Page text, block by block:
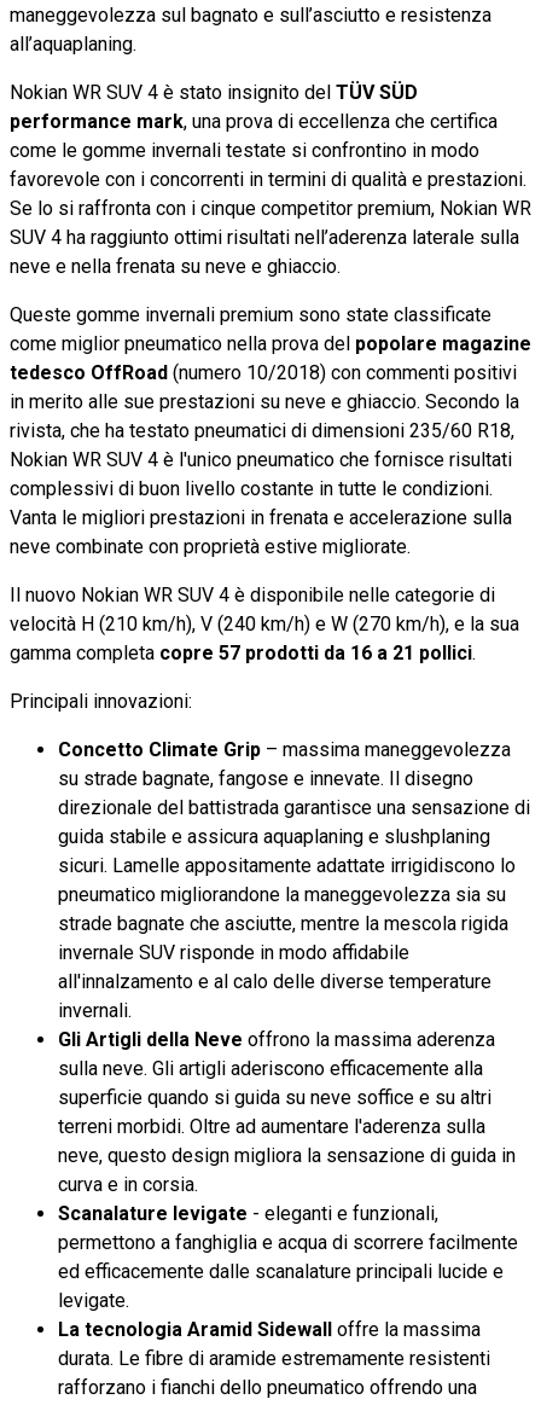
maneggevolezza sul bagnato e sull’asciutto e resistenza
all’aquaplaning.
Nokian WR SUV 4 è stato insignito del TÜV SÜD
performance mark, una prova di eccellenza che certifica
come le gomme invernali testate si confrontino in modo
favorevole con i concorrenti in termini di qualità e prestazioni.
Se lo si raffronta con i cinque competitor premium, Nokian WR
SUV 4 ha raggiunto ottimi risultati nell’aderenza laterale sulla
neve e nella frenata su neve e ghiaccio.
Queste gomme invernali premium sono state classificate
come miglior pneumatico nella prova del popolare magazine
tedesco OffRoad (numero 10/2018) con commenti positivi
in merito alle sue prestazioni su neve e ghiaccio. Secondo la
rivista, che ha testato pneumatici di dimensioni 235/60 R18,
Nokian WR SUV 4 è l'unico pneumatico che fornisce risultati
complessivi di buon livello costante in tutte le condizioni.
Vanta le migliori prestazioni in frenata e accelerazione sulla
neve combinate con proprietà estive migliorate.
Il nuovo Nokian WR SUV 4 è disponibile nelle categorie di
velocità H (210 km/h), V (240 km/h) e W (270 km/h), e la sua
gamma completa copre 57 prodotti da 16 a 21 pollici.
Principali innovazioni:
Concetto Climate Grip – massima maneggevolezza
su strade bagnate, fangose e innevate. Il disegno
direzionale del battistrada garantisce una sensazione di
guida stabile e assicura aquaplaning e slushplaning
sicuri. Lamelle appositamente adattate irrigidiscono lo
pneumatico migliorandone la maneggevolezza sia su
strade bagnate che asciutte, mentre la mescola rigida
invernale SUV risponde in modo affidabile
all'innalzamento e al calo delle diverse temperature
invernali.
Gli Artigli della Neve offrono la massima aderenza
sulla neve. Gli artigli aderiscono efficacemente alla
superficie quando si guida su neve soffice e su altri
terreni morbidi. Oltre ad aumentare l'aderenza sulla
neve, questo design migliora la sensazione di guida in
curva e in corsia.
Scanalature levigate - eleganti e funzionali,
permettono a fanghiglia e acqua di scorrere facilmente
ed efficacemente dalle scanalature principali lucide e
levigate.
La tecnologia Aramid Sidewall
offre la massima
durata. Le fibre di aramide estremamente resistenti
rafforzano i fianchi dello pneumatico offrendo una